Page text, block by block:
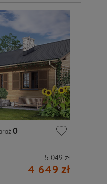
0
5 049 zł
4 649 zł